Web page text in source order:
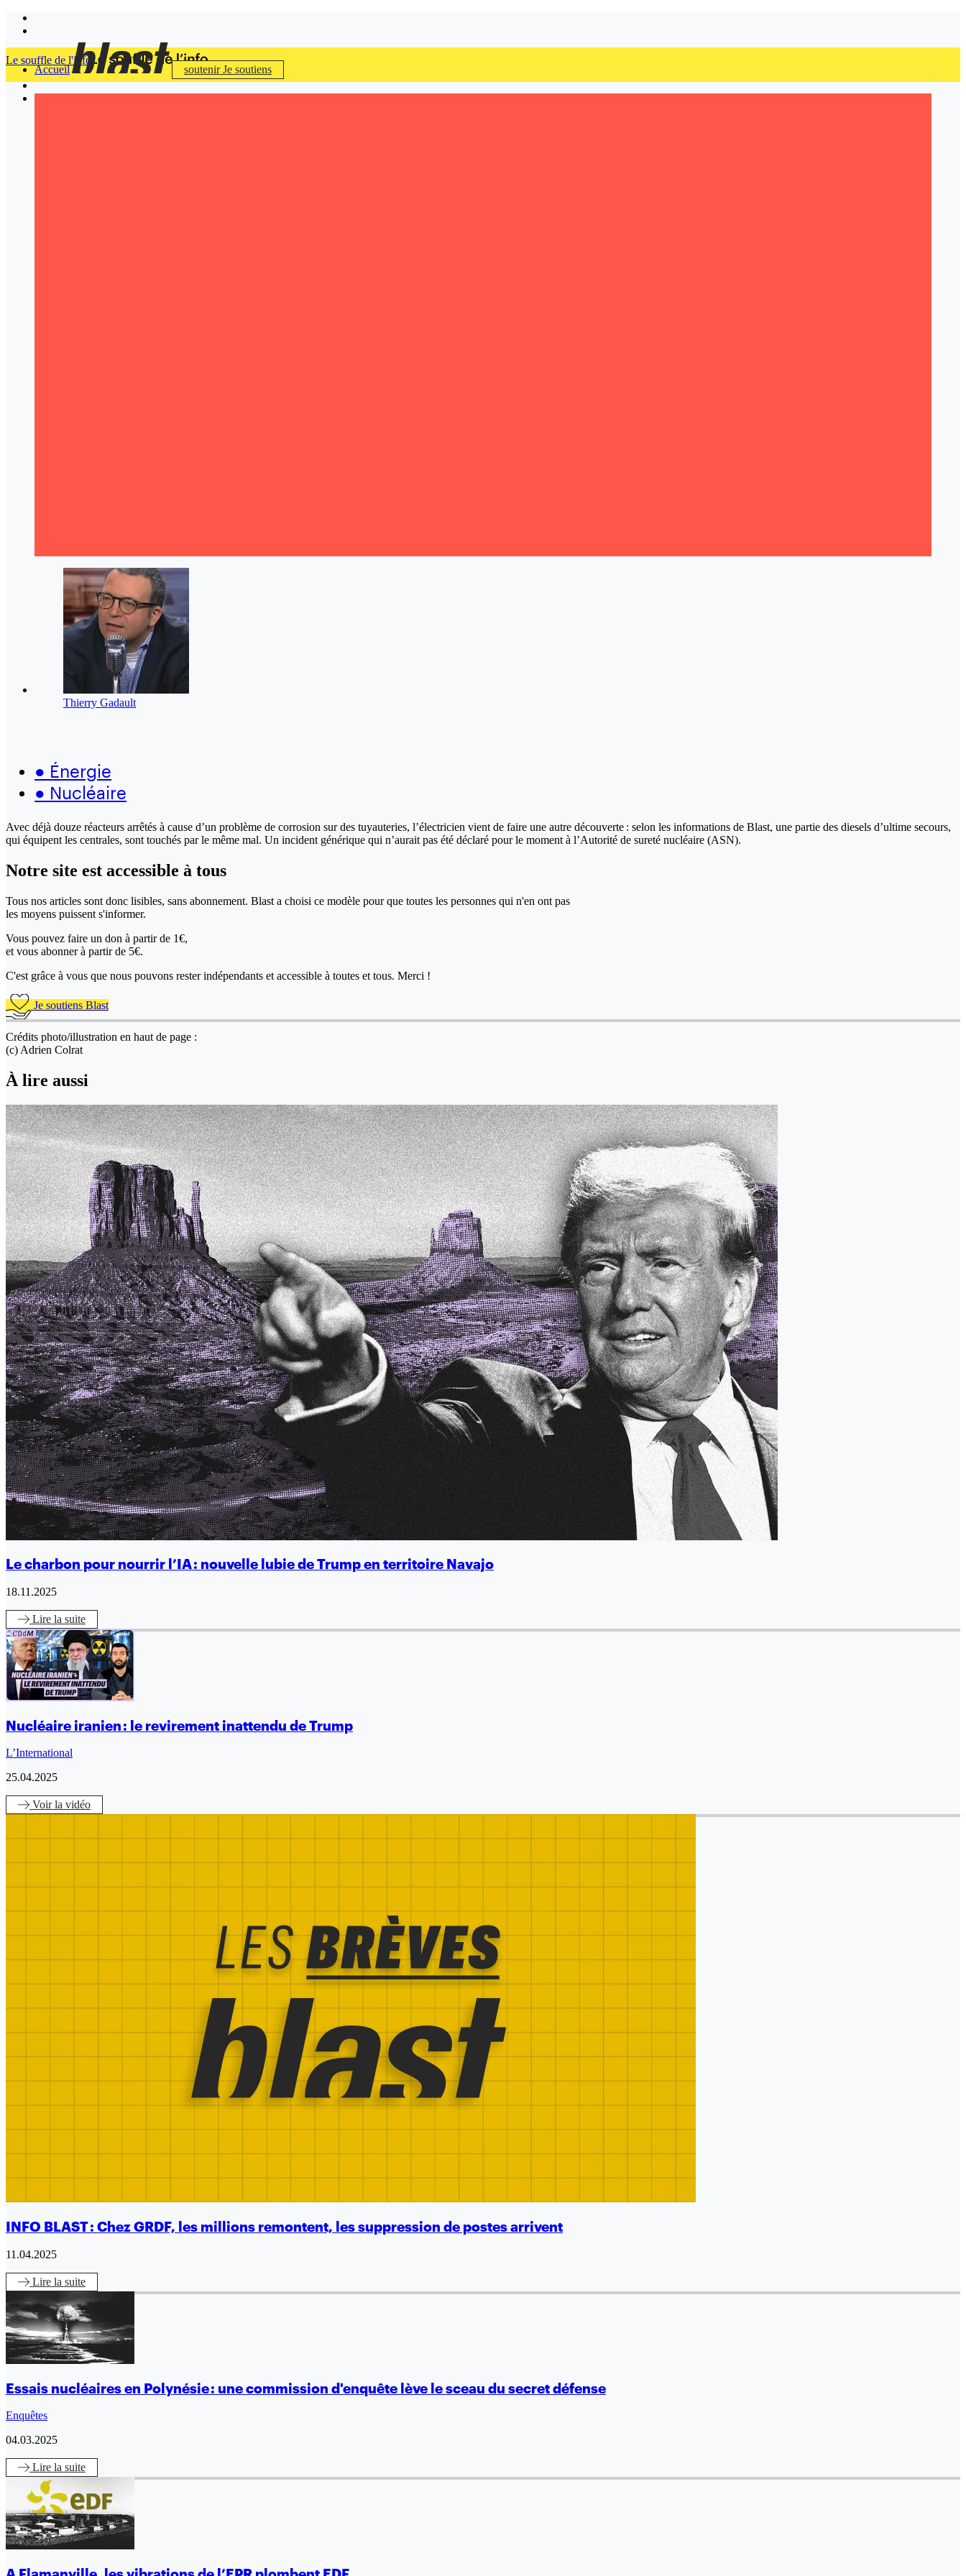
Accueil soutenirJe soutiens
Le souffle de l'info
Thierry Gadault
● Énergie
● Nucléaire
Avec déjà douze réacteurs arrêtés à cause d’un problème de corrosion sur des tuyauteries, l’électricien vient de faire une autre découverte : selon les informations de Blast, une partie des diesels d’ultime secours,
qui équipent les centrales, sont touchés par le même mal. Un incident générique qui n’aurait pas été déclaré pour le moment à l’Autorité de sureté nucléaire (ASN).
Notre site est accessible à tous
Tous nos articles sont donc lisibles, sans abonnement. Blast a choisi ce modèle pour que toutes les personnes qui n'en ont pas
les moyens puissent s'informer.
Vous pouvez faire un don à partir de 1€,
et vous abonner à partir de 5€.
C'est grâce à vous que nous pouvons rester indépendants et accessible à toutes et tous. Merci !
Je soutiens Blast
Crédits photo/illustration en haut de page :
(c) Adrien Colrat
À lire aussi
Le charbon pour nourrir l’IA : nouvelle lubie de Trump en territoire Navajo
18.11.2025
Lire la suite
Nucléaire iranien : le revirement inattendu de Trump
L’International
25.04.2025
Voirla vidéo
INFO BLAST : Chez GRDF, les millions remontent, les suppression de postes arrivent
11.04.2025
Lire la suite
Essais nucléaires en Polynésie : une commission d'enquête lève le sceau du secret défense
Enquêtes
04.03.2025
Lire la suite